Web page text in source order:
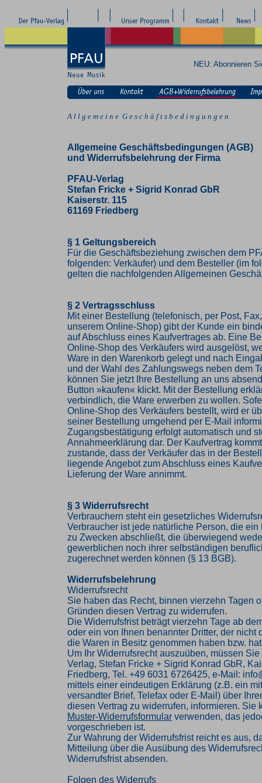
NEU: Abonnieren
A l l g e m e i n e G e s c h ä f t s b e d i n g u n g e n
Allgemeine Geschäftsbedingungen (AGB)
und Widerrufsbelehrung der Firma
PFAU-Verlag
Stefan Fricke + Sigrid Konrad GbR
Kaiserstr. 115
61169 Friedberg
§ 1 Geltungsbereich
Für die Geschäftsbeziehung zwischen dem
folgenden: Verkäufer) und dem Besteller (im
gelten die nachfolgenden Allgemeinen
§ 2 Vertragsschluss
Mit einer Bestellung (telefonisch, per Post,
unserem Online-Shop) gibt der Kunde ein
auf Abschluss eines Kaufvertrages ab. Eine
Online-Shop des Verkäufers wird ausgelöst,
Ware in den Warenkorb gelegt und nach
und der Wahl des Zahlungswegs neben dem
können Sie jetzt Ihre Bestellung an uns
Button »kaufen« klickt. Mit der Bestellung
verbindlich, die Ware erwerben zu wollen.
Online-Shop des Verkäufers bestellt, wird er
seiner Bestellung umgehend per E-Mail
Zugangsbestätigung erfolgt automatisch und
Annahmeerklärung dar. Der Kaufvertrag
zustande, dass der Verkäufer das in der
liegende Angebot zum Abschluss eines
Lieferung der Ware annimmt.
§ 3 Widerrufsrecht
Verbrauchern steht ein gesetzliches
Verbraucher ist jede natürliche Person, die ein
zu Zwecken abschließt, die überwiegend
gewerblichen noch ihrer selbständigen
zugerechnet werden können (§ 13 BGB).
Widerrufsbelehrung
Widerrufsrecht
Sie haben das Recht, binnen vierzehn Tagen
Gründen diesen Vertrag zu widerrufen.
Die Widerrufsfrist beträgt vierzehn Tage ab
oder ein von Ihnen benannter Dritter, der nicht
die Waren in Besitz genommen haben bzw.
Um Ihr Widerrufsrecht auszuüben, müssen
Verlag, Stefan Fricke + Sigrid Konrad GbR,
Friedberg, Tel. +49 6031 6726425, e-Mail:
mittels einer eindeutigen Erklärung (z.B. ein
versandter Brief, Telefax oder E-Mail) über
diesen Vertrag zu widerrufen, informieren. Sie
Muster-Widerrufsformular verwenden, das
vorgeschrieben ist.
Zur Wahrung der Widerrufsfrist reicht es aus,
Mitteilung über die Ausübung des
Widerrufsfrist absenden.
Folgen des Widerrufs